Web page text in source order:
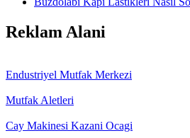
Reklam Alani
Endustriyel Mutfak Merkezi
Mutfak Aletleri
Cay Makinesi Kazani Ocagi